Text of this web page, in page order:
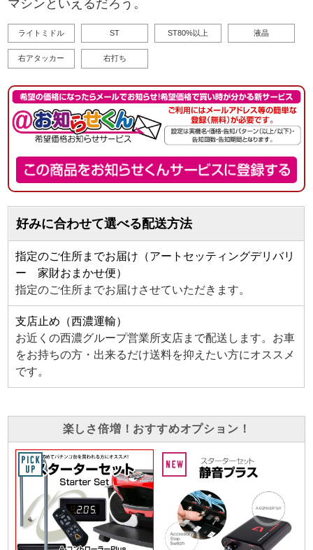
マシンといえるだろう。
ライトミドル ST ST80%以上 液晶
右アタッカー 右打ち
好みに合わせて選べる配送方法
指定のご住所までお届け（アートセッティングデリバリ
ー 家財おまかせ便）
指定のご住所までお届けさせていただきます。
支店止め（西濃運輸）
お近くの西濃グループ営業所支店まで配送します。お車
をお持ちの方・出来るだけ送料を抑えたい方にオススメ
です。
楽しさ倍増！おすすめオプション！